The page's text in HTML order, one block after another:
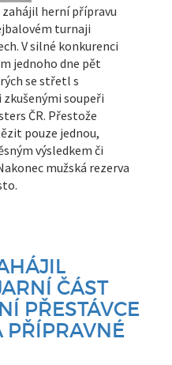
herní přípravu
turnaji
V silné konkurenci
jednoho dne pět
se střetl s
soupeři
ČR. Přestože
pouze jednou,
výsledkem či
mužská rezerva
ČÁST
PŘESTÁVCE
PŘÍPRAVNÉ